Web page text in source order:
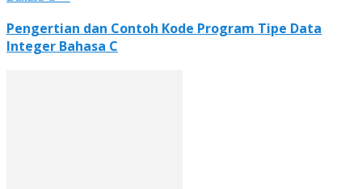
Pengertian dan Contoh Kode Program Tipe Data
Integer Bahasa C